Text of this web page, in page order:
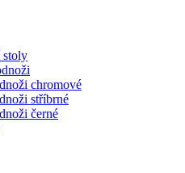
stoly
chromové
stříbrné
černé